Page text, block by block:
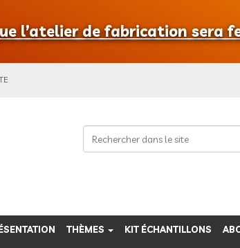
l’atelier de fabrication sera
THÈMES KIT ÉCHANTILLONS